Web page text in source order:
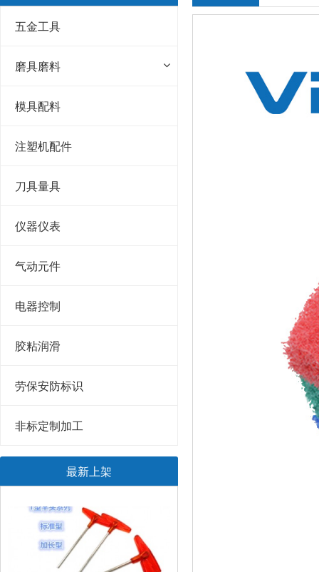
五金工具
磨具磨料
模具配料
注塑机配件
刀具量具
仪器仪表
气动元件
电器控制
胶粘润滑
劳保安防标识
非标定制加工
最新上架